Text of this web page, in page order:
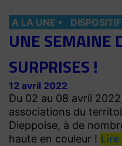
A LA UNE
UNE SEMAINE
SURPRISES !
12 avril 2022
Du 02 au 08 avril
associations du
Dieppoise, à de
haute en couleur ! Lire